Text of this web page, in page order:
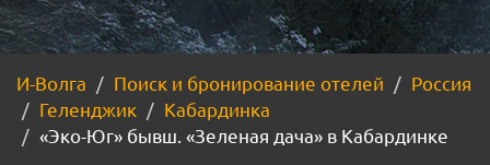
И-Волга Поиск и бронирование отелей
Россия
Геленджик
Кабардинка
«Эко-Юг» бывш. «Зеленая дача» в Кабардинке